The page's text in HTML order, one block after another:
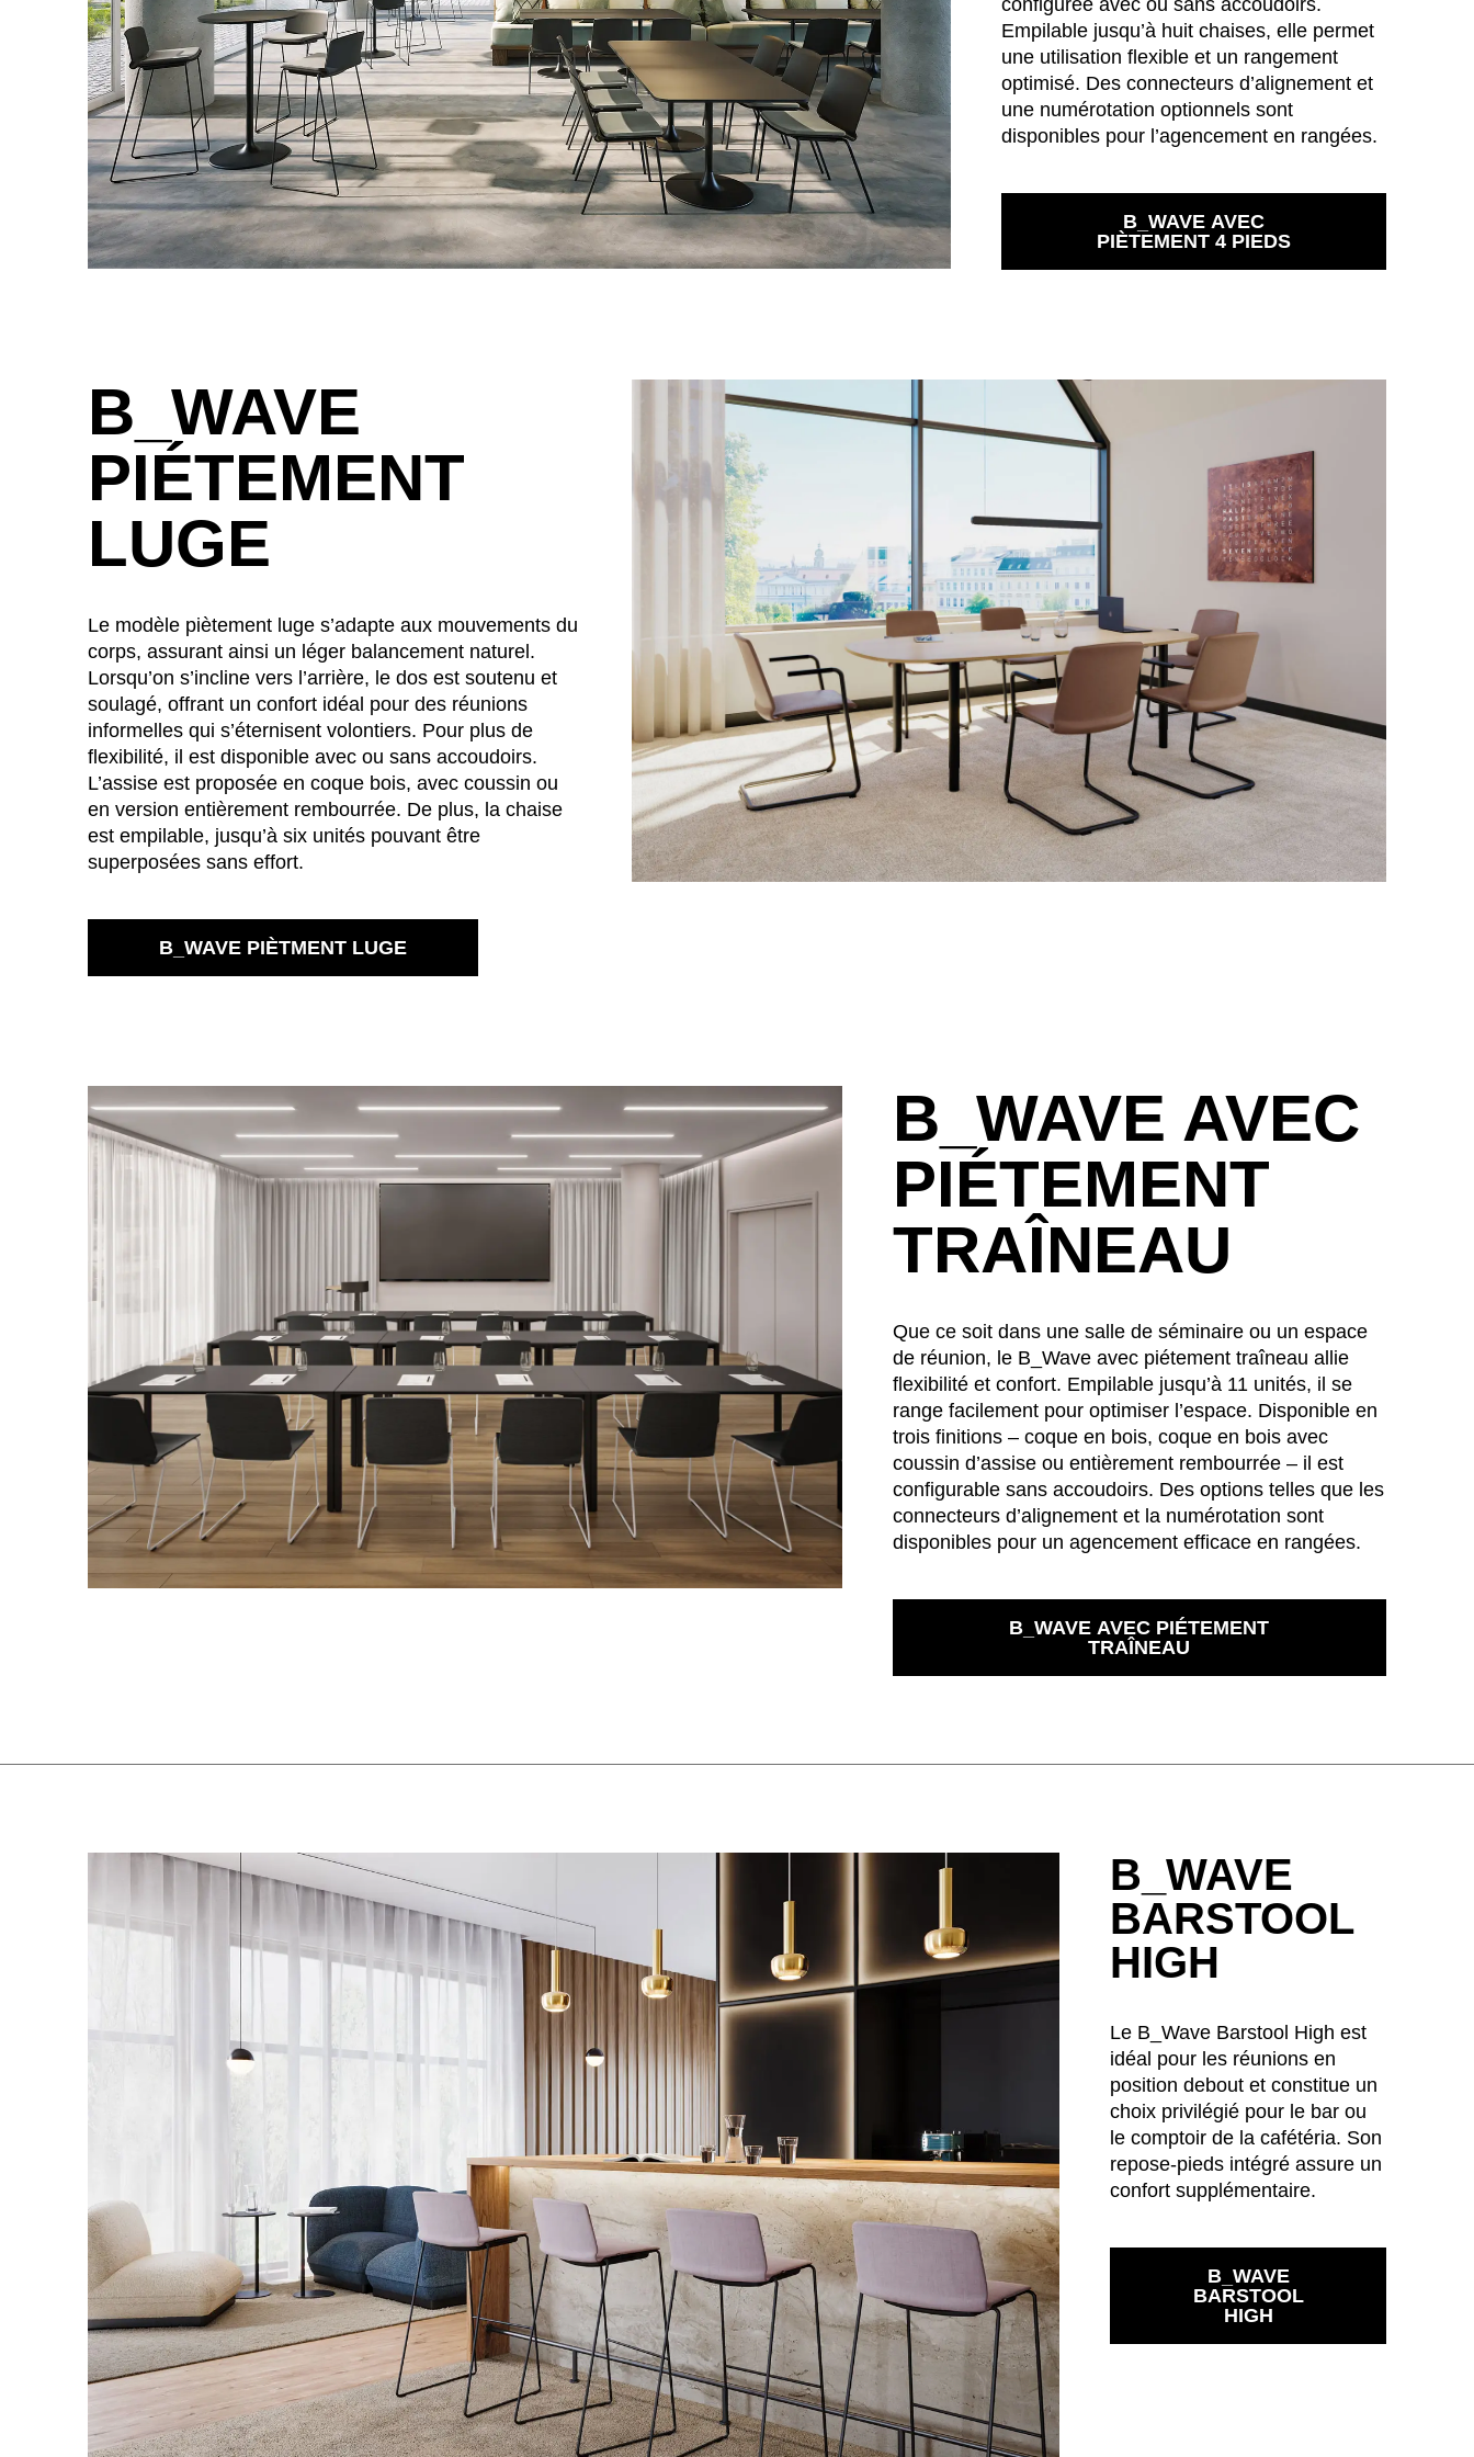
Finlande(FI)
France (FR)
Ghana(GH)
Grande-Bretagne(GB)
Grèce(GR)
Guinée(GN)
Luxembourg(LU)
Malaisie
Maroc
Mauritanie(MR)
Nigeria(NG)
Norvège (NO)
Sénégal(SN)
Tanzanie (TZ)
Taïwan(TW)
Thaïlande
Empilable jusqu’à huit chaises, elle permet
une utilisation flexible et un rangement
optimisé. Des connecteurs d’alignement et
une numérotation optionnels sont
disponibles pour l’agencement en rangées.
B_WAVE AVEC
PIÈTEMENT 4 PIEDS
B_WAVE
PIÉTEMENT
LUGE
Le modèle piètement luge s’adapte aux mouvements du
corps, assurant ainsi un léger balancement naturel.
Lorsqu’on s’incline vers l’arrière, le dos est soutenu et
soulagé, offrant un confort idéal pour des réunions
informelles qui s’éternisent volontiers. Pour plus de
flexibilité, il est disponible avec ou sans accoudoirs.
L’assise est proposée en coque bois, avec coussin ou
en version entièrement rembourrée. De plus, la chaise
est empilable, jusqu’à six unités pouvant être
superposées sans effort.
B_WAVE PIÈTMENT LUGE
B_WAVE AVEC
PIÉTEMENT
TRAÎNEAU
Que ce soit dans une salle de séminaire ou un espace
de réunion, le B_Wave avec piétement traîneau allie
flexibilité et confort. Empilable jusqu’à 11 unités, il se
range facilement pour optimiser l’espace. Disponible en
trois finitions – coque en bois, coque en bois avec
coussin d’assise ou entièrement rembourrée – il est
configurable sans accoudoirs. Des options telles que les
connecteurs d’alignement et la numérotation sont
disponibles pour un agencement efficace en rangées.
B_WAVE AVEC PIÉTEMENT
TRAÎNEAU
B_WAVE
BARSTOOL
HIGH
Le B_Wave Barstool High est
idéal pour les réunions en
position debout et constitue un
choix privilégié pour le bar ou
le comptoir de la cafétéria. Son
repose-pieds intégré assure un
confort supplémentaire.
B_WAVE
BARSTOOL
HIGH